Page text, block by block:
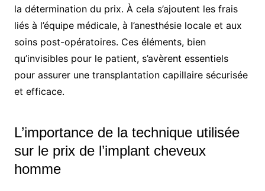
la détermination du prix. À cela s’ajoutent les frais
liés à l’équipe médicale, à l’anesthésie locale et aux
soins post-opératoires. Ces éléments, bien
qu’invisibles pour le patient, s’avèrent essentiels
pour assurer une transplantation capillaire sécurisée
et efficace.
L’importance de la technique utilisée
sur le prix de l’implant cheveux
homme